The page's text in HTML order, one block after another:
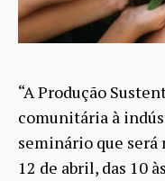
“A Produção
comunitária à
seminário que será
12 de abril, das 10